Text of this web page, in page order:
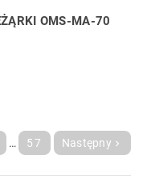
OMS-MA-70
… 57 Następny 